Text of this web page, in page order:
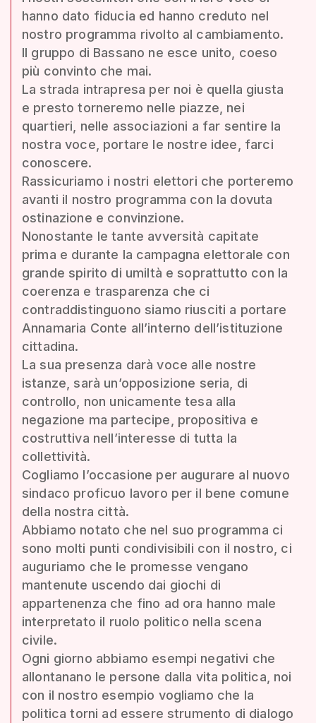
hanno dato fiducia ed hanno creduto nel
nostro programma rivolto al cambiamento.
Il gruppo di Bassano ne esce unito, coeso
più convinto che mai.
La strada intrapresa per noi è quella giusta
e presto torneremo nelle piazze, nei
quartieri, nelle associazioni a far sentire la
nostra voce, portare le nostre idee, farci
conoscere.
Rassicuriamo i nostri elettori che porteremo
avanti il nostro programma con la dovuta
ostinazione e convinzione.
Nonostante le tante avversità capitate
prima e durante la campagna elettorale con
grande spirito di umiltà e soprattutto con la
coerenza e trasparenza che ci
contraddistinguono siamo riusciti a portare
Annamaria Conte all’interno dell’istituzione
cittadina.
La sua presenza darà voce alle nostre
istanze, sarà un’opposizione seria, di
controllo, non unicamente tesa alla
negazione ma partecipe, propositiva e
costruttiva nell’interesse di tutta la
collettività.
Cogliamo l’occasione per augurare al nuovo
sindaco proficuo lavoro per il bene comune
della nostra città.
Abbiamo notato che nel suo programma ci
sono molti punti condivisibili con il nostro, ci
auguriamo che le promesse vengano
mantenute uscendo dai giochi di
appartenenza che fino ad ora hanno male
interpretato il ruolo politico nella scena
civile.
Ogni giorno abbiamo esempi negativi che
allontanano le persone dalla vita politica, noi
con il nostro esempio vogliamo che la
politica torni ad essere strumento di dialogo